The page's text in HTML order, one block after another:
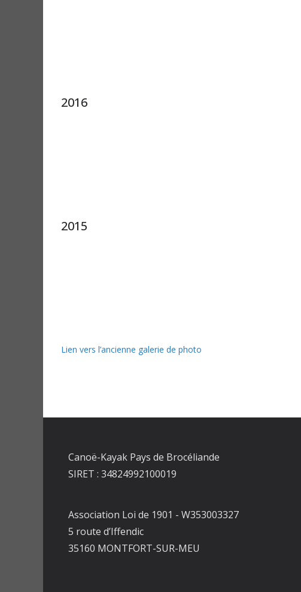
2016
2015
Lien vers l’ancienne galerie de photo
Canoë-Kayak Pays de Brocéliande
SIRET : 34824992100019
Association Loi de 1901 - W353003327
5 route d’Iffendic
35160 MONTFORT-SUR-MEU